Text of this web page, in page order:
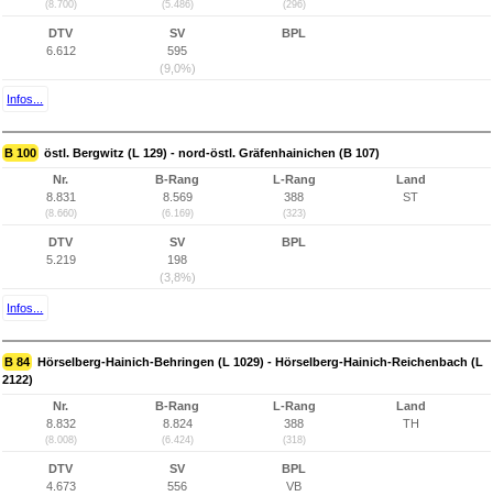
(8.700) (5.486) (296)
DTV
6.612
SV
595
(9,0%)
BPL
Infos...
B 100 östl. Bergwitz (L 129) - nord-östl. Gräfenhainichen (B 107)
Nr.
8.831
(8.660)
B-Rang
8.569
(6.169)
L-Rang
388
(323)
Land
ST
DTV
5.219
SV
198
(3,8%)
BPL
Infos...
B 84 Hörselberg-Hainich-Behringen (L 1029) - Hörselberg-Hainich-Reichenbach (L
2122)
Nr.
8.832
(8.008)
B-Rang
8.824
(6.424)
L-Rang
388
(318)
Land
TH
DTV
4.673
SV
556
BPL
VB